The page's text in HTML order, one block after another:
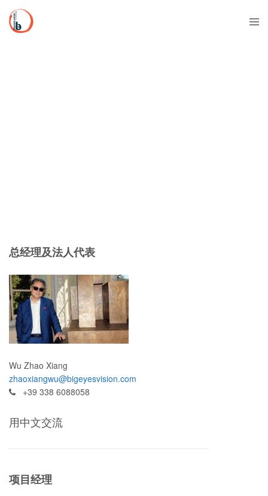
总经理及法人代表
Wu Zhao Xiang
zhaoxiangwu@bigeyesvision.com
+39 338 6088058
用中文交流
项目经理